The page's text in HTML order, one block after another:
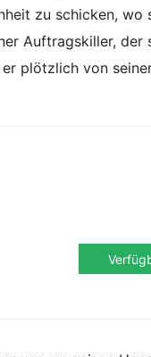
zu schicken, wo
Auftragskiller, der
plötzlich von